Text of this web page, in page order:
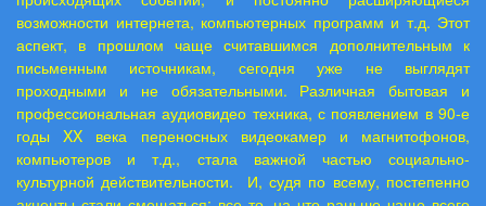
возможности интернета, компьютерных программ и т.д. Этот
аспект, в прошлом чаще считавшимся дополнительным к
письменным источникам, сегодня уже не выглядят
проходными и не обязательными. Различная бытовая и
профессиональная аудиовидео техника, с появлением в 90-е
годы XX века переносных видеокамер и магнитофонов,
компьютеров и т.д., стала важной частью социально-
культурной действительности.
И, судя по всему, постепенно